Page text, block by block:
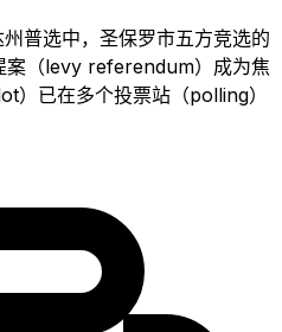
普选中，圣保罗市五方竞选的
案（levy referendum）成为焦
）已在多个投票站（polling）